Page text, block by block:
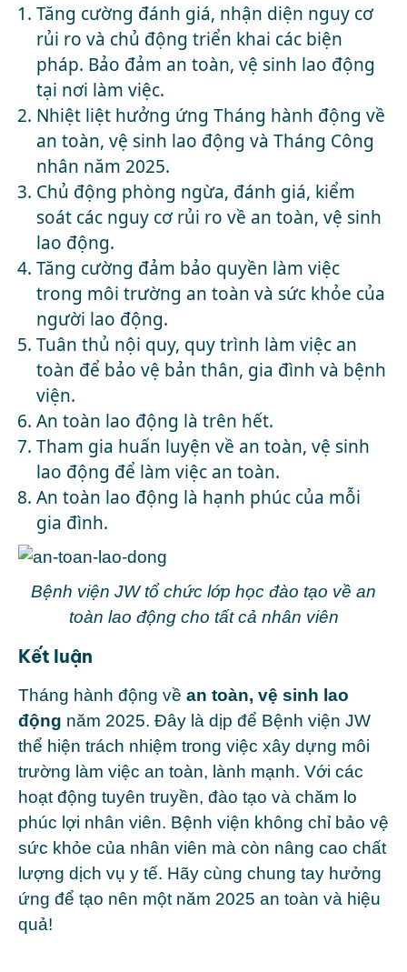
Tăng cường đánh giá, nhận diện nguy cơ
rủi ro và chủ động triển khai các biện
pháp. Bảo đảm an toàn, vệ sinh lao động
tại nơi làm việc.
Nhiệt liệt hưởng ứng Tháng hành động về
an toàn, vệ sinh lao động và Tháng Công
nhân năm 2025.
Chủ động phòng ngừa, đánh giá, kiểm
soát các nguy cơ rủi ro về an toàn, vệ sinh
lao động.
Tăng cường đảm bảo quyền làm việc
trong môi trường an toàn và sức khỏe của
người lao động.
Tuân thủ nội quy, quy trình làm việc an
toàn để bảo vệ bản thân, gia đình và bệnh
viện.
An toàn lao động là trên hết.
Tham gia huấn luyện về an toàn, vệ sinh
lao động để làm việc an toàn.
An toàn lao động là hạnh phúc của mỗi
gia đình.
Bệnh viện JW tổ chức lớp học đào tạo về an
toàn lao động cho tất cả nhân viên
Kết luận
Tháng hành động về an toàn, vệ sinh lao
động năm 2025. Đây là dịp để Bệnh viện JW
thể hiện trách nhiệm trong việc xây dựng môi
trường làm việc an toàn, lành mạnh. Với các
hoạt động tuyên truyền, đào tạo và chăm lo
phúc lợi nhân viên. Bệnh viện không chỉ bảo vệ
sức khỏe của nhân viên mà còn nâng cao chất
lượng dịch vụ y tế. Hãy cùng chung tay hưởng
ứng để tạo nên một năm 2025 an toàn và hiệu
quả!